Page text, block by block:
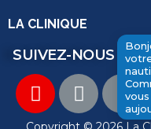
LA CLINIQUE
SUIVEZ-NOUS